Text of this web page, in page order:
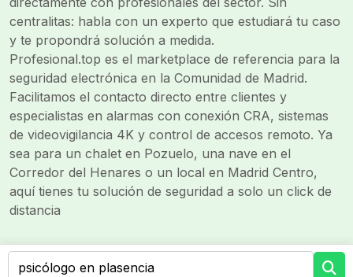
centralitas: habla con un experto que estudiará tu caso
y te propondrá solución a medida.
Profesional.top es el marketplace de referencia para la
seguridad electrónica en la Comunidad de Madrid.
Facilitamos el contacto directo entre clientes y
especialistas en alarmas con conexión CRA, sistemas
de videovigilancia 4K y control de accesos remoto. Ya
sea para un chalet en Pozuelo, una nave en el
Corredor del Henares o un local en Madrid Centro,
aquí tienes tu solución de seguridad a solo un click de
distancia